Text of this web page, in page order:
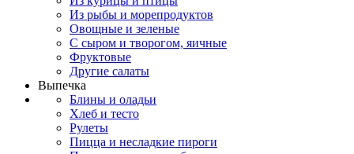
Из рыбы и морепродуктов
Овощные и зеленые
С сыром и творогом, яичные
Фруктовые
Другие салаты
Выпечка
Блины и оладьи
Хлеб и тесто
Рулеты
Пицца и несладкие пироги